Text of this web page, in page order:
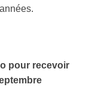
pour recevoir